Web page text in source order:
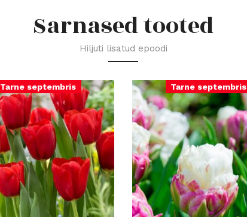
Sarnased tooted
Hiljuti lisatud epoodi
Tarne septembris Tarne septembris